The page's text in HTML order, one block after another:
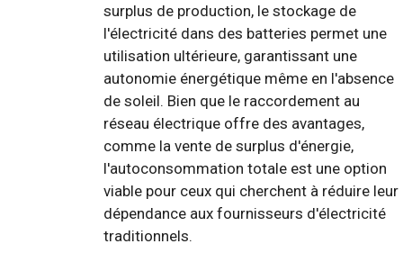
surplus de production, le stockage de
l'électricité dans des batteries permet une
utilisation ultérieure, garantissant une
autonomie énergétique même en l'absence
de soleil. Bien que le raccordement au
réseau électrique offre des avantages,
comme la vente de surplus d'énergie,
l'autoconsommation totale est une option
viable pour ceux qui cherchent à réduire leur
dépendance aux fournisseurs d'électricité
traditionnels.